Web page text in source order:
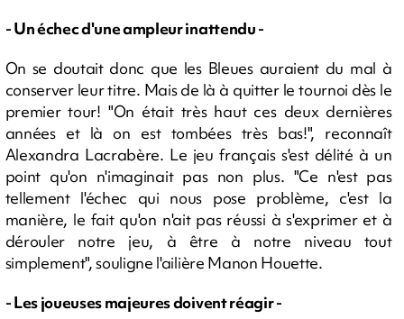
- Un échec d'une ampleur inattendu -
On se doutait donc que les Bleues auraient du mal à
conserver leur titre. Mais de là à quitter le tournoi dès le
premier tour! "On était très haut ces deux dernières
années et là on est tombées très bas!", reconnaît
Alexandra Lacrabère. Le jeu français s'est délité à un
point qu'on n'imaginait pas non plus. "Ce n'est pas
tellement l'échec qui nous pose problème, c'est la
manière, le fait qu'on n'ait pas réussi à s'exprimer et à
dérouler notre jeu, à être à notre niveau tout
simplement", souligne l'ailière Manon Houette.
- Les joueuses majeures doivent réagir -